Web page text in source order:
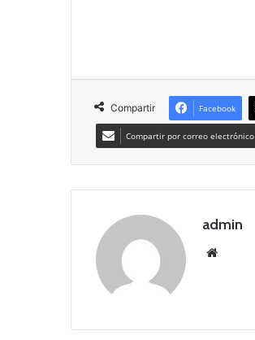
Compartir Facebook
Compartir por correo electrónico
admin